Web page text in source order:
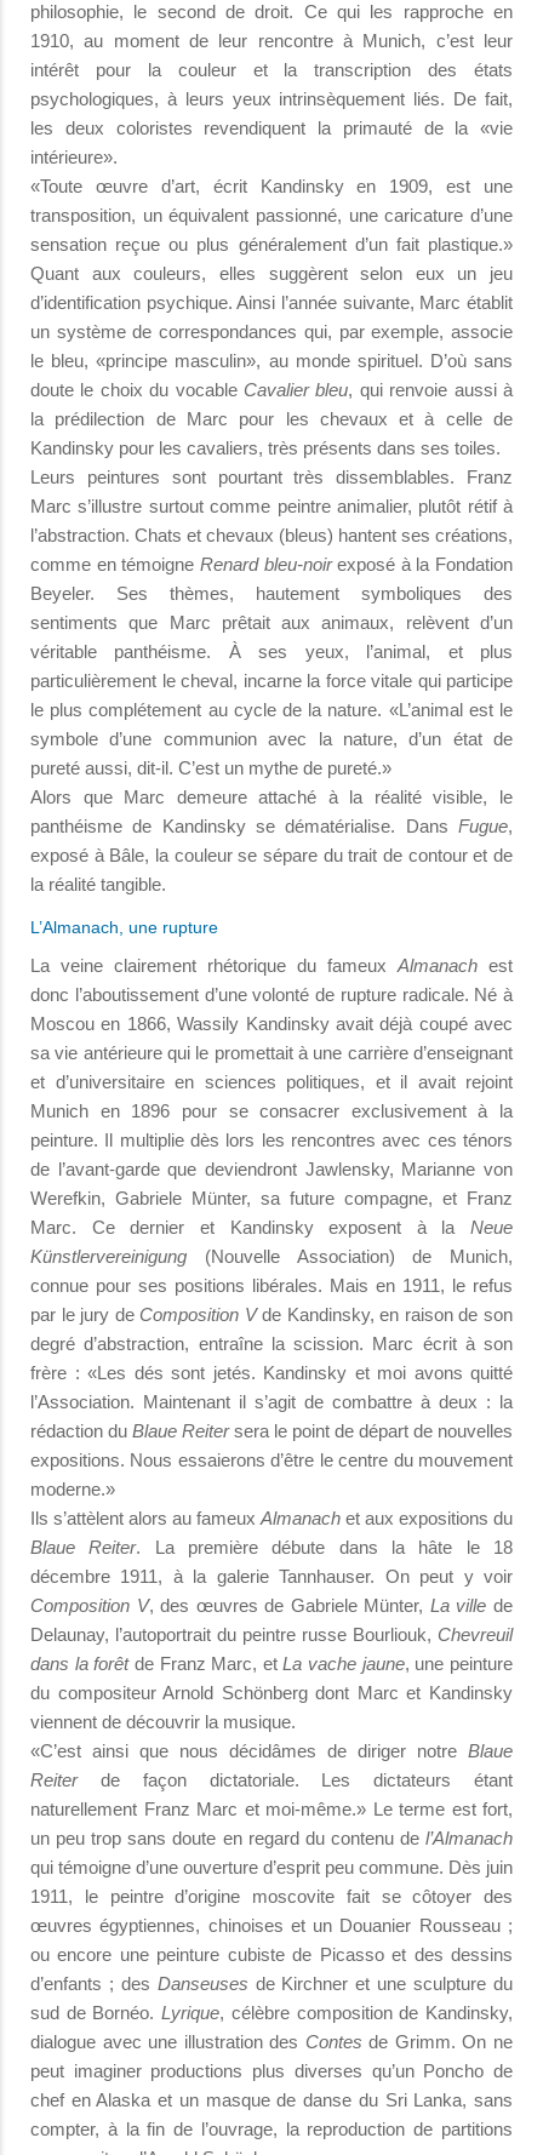
philosophie, le second de droit. Ce qui les rapproche en
1910, au moment de leur rencontre à Munich, c’est leur
intérêt pour la couleur et la transcription des états
psychologiques, à leurs yeux intrinsèquement liés. De fait,
les deux coloristes revendiquent la primauté de la «vie
intérieure».
«Toute œuvre d’art, écrit Kandinsky en 1909, est une
transposition, un équivalent passionné, une caricature d’une
sensation reçue ou plus généralement d’un fait plastique.»
Quant aux couleurs, elles suggèrent selon eux un jeu
d’identification psychique. Ainsi l’année suivante, Marc établit
un système de correspondances qui, par exemple, associe
le bleu, «principe masculin», au monde spirituel. D’où sans
doute le choix du vocable Cavalier bleu, qui renvoie aussi à
la prédilection de Marc pour les chevaux et à celle de
Kandinsky pour les cavaliers, très présents dans ses toiles.
Leurs peintures sont pourtant très dissemblables. Franz
Marc s’illustre surtout comme peintre animalier, plutôt rétif à
l’abstraction. Chats et chevaux (bleus) hantent ses créations,
comme en témoigne Renard bleu-noirexposé à la Fondation
Beyeler. Ses thèmes, hautement symboliques des
sentiments que Marc prêtait aux animaux, relèvent d’un
véritable panthéisme. À ses yeux, l’animal, et plus
particulièrement le cheval, incarne la force vitale qui participe
le plus complétement au cycle de la nature. «L’animal est le
symbole d’une communion avec la nature, d’un état de
pureté aussi, dit-il. C’est un mythe de pureté.»
Alors que Marc demeure attaché à la réalité visible, le
panthéisme de Kandinsky se dématérialise. Dans Fugue,
exposé à Bâle, la couleur se sépare du trait de contour et de
la réalité tangible.
L’Almanach, une rupture
La veine clairement rhétorique du fameuxAlmanach est
donc l’aboutissement d’une volonté de rupture radicale. Né à
Moscou en 1866, Wassily Kandinsky avait déjà coupé avec
sa vie antérieure qui le promettait à une carrière d’enseignant
et d’universitaire en sciences politiques, et il avait rejoint
Munich en 1896 pour se consacrer exclusivement à la
peinture. Il multiplie dès lors les rencontres avec ces ténors
de l’avant-garde que deviendront Jawlensky, Marianne von
Werefkin, Gabriele Münter, sa future compagne, et Franz
Marc. Ce dernier et Kandinsky exposent à la Neue
Künstlervereinigung (Nouvelle Association) de Munich,
connue pour ses positions libérales. Mais en 1911, le refus
par le jury de Composition Vde Kandinsky, en raison de son
degré d’abstraction, entraîne la scission. Marc écrit à son
frère : «Les dés sont jetés. Kandinsky et moi avons quitté
l’Association. Maintenant il s’agit de combattre à deux : la
rédaction du Blaue Reitersera le point de départ de nouvelles
expositions. Nous essaierons d’être le centre du mouvement
moderne.»
Ils s’attèlent alors au fameuxAlmanach et aux expositions du
Blaue Reiter. La première débute dans la hâte le 18
décembre 1911, à la galerie Tannhauser. On peut y voir
Composition V, des œuvres de Gabriele Münter, La ville de
Delaunay, l’autoportrait du peintre russe Bourliouk, Chevreuil
dans la forêtde Franz Marc, etLa vache jaune, une peinture
du compositeur Arnold Schönberg dont Marc et Kandinsky
viennent de découvrir la musique.
«C’est ainsi que nous décidâmes de diriger notre Blaue
Reiterde façon dictatoriale. Les dictateurs étant
naturellement Franz Marc et moi-même.» Le terme est fort,
un peu trop sans doute en regard du contenu de l’Almanach
qui témoigne d’une ouverture d’esprit peu commune. Dès juin
1911, le peintre d’origine moscovite fait se côtoyer des
œuvres égyptiennes, chinoises et un Douanier Rousseau ;
ou encore une peinture cubiste de Picasso et des dessins
d’enfants ; des Danseuses de Kirchner et une sculpture du
sud de Bornéo.Lyrique, célèbre composition de Kandinsky,
dialogue avec une illustration des Contes de Grimm. On ne
peut imaginer productions plus diverses qu’un Poncho de
chef en Alaska et un masque de danse du Sri Lanka, sans
compter, à la fin de l’ouvrage, la reproduction de partitions